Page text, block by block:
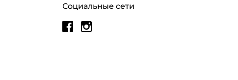
Социальные сети